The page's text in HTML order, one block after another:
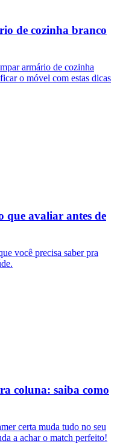
de cozinha branco
armário de cozinha
o móvel com estas dicas
que avaliar antes de
você precisa saber pra
coluna: saiba como
certa muda tudo no seu
a achar o match perfeito!